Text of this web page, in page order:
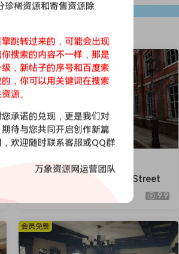
UE场景
维多利亚街景-Victorian Street
477 9.9
会员免费
会员免费
珍稀资源和寄售资源除
跳转过来的，可能会出现
搜索的内容不一样，那是
，新帖子的序号和百度索
，你可以用关键词在搜索
源。
承诺的兑现，更是我们对
待与您共同开启创作新篇
欢迎随时联系客服或QQ群
万象资源网运营团队